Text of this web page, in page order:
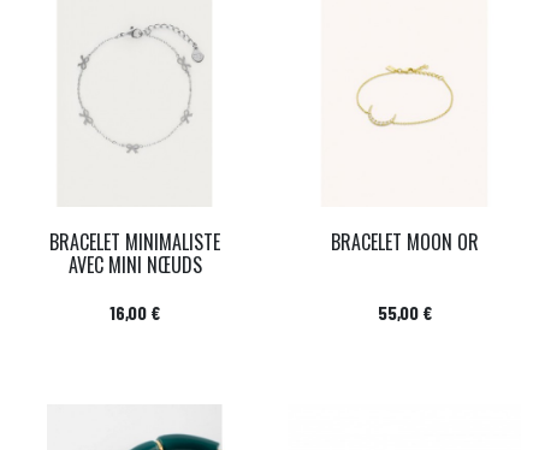
BRACELET MINIMALISTE
AVEC MINI NŒUDS
Prix
16,00 €
BRACELET MOON OR
Prix
55,00 €